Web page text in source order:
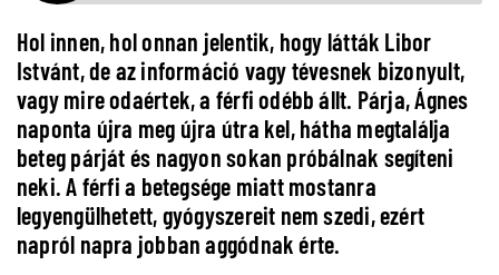
Hol innen, hol onnan jelentik, hogy látták Libor
Istvánt, de az információ vagy tévesnek bizonyult,
vagy mire odaértek, a férfi odébb állt. Párja, Ágnes
naponta újra meg újra útra kel, hátha megtalálja
beteg párját és nagyon sokan próbálnak segíteni
neki. A férfi a betegsége miatt mostanra
legyengülhetett, gyógyszereit nem szedi, ezért
napról napra jobban aggódnak érte.